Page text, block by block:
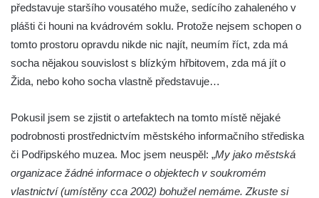
Socha Včela v ZOO Hluboká
Socha Nosorožík v ZOO Hluboká
Socha Rosomák v ZOO Hluboká
Socha Vážka v ZOO Hluboká
Flamingo trůn v ZOO Hluboká
Lavička Kůň Převalského v ZOO Hluboká
představuje staršího vousatého muže, sedícího zahaleného v
plášti či houni na kvádrovém soklu. Protože nejsem schopen o
tomto prostoru opravdu nikde nic najít, neumím říct, zda má
socha nějakou souvislost s blízkým hřbitovem, zda má jít o
Žida, nebo koho socha vlastně představuje…
Pokusil jsem se zjistit o artefaktech na tomto místě nějaké
podrobnosti prostřednictvím městského informačního střediska
či Podřipského muzea. Moc jsem neuspěl: „My jako městská
organizace žádné informace o objektech v soukromém
vlastnictví (umístěny cca 2002) bohužel nemáme. Zkuste si